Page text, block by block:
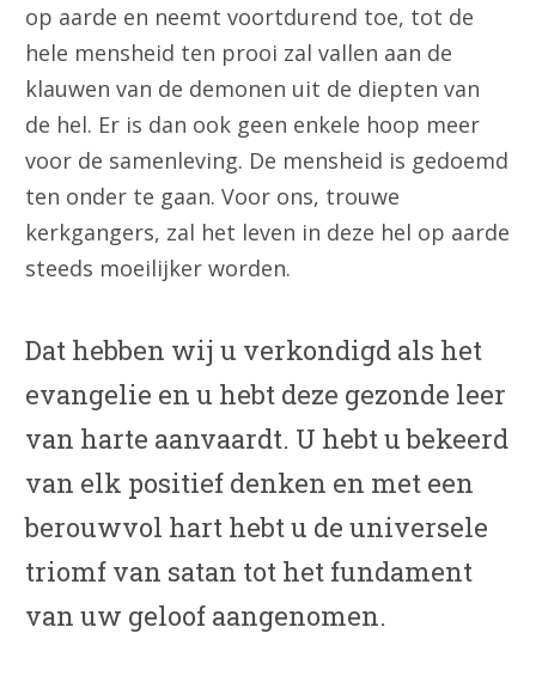
op aarde en neemt voortdurend toe, tot de
hele mensheid ten prooi zal vallen aan de
klauwen van de demonen uit de diepten van
de hel. Er is dan ook geen enkele hoop meer
voor de samenleving. De mensheid is gedoemd
ten onder te gaan. Voor ons, trouwe
kerkgangers, zal het leven in deze hel op aarde
steeds moeilijker worden.
Dat hebben wij u verkondigd als het
evangelie en u hebt deze gezonde leer
van harte aanvaardt. U hebt u bekeerd
van elk positief denken en met een
berouwvol hart hebt u de universele
triomf van satan tot het fundament
van uw geloof aangenomen.